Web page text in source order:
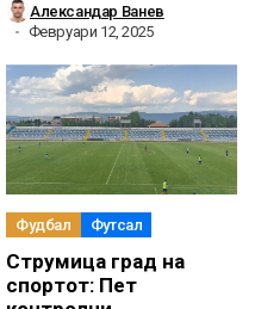
Александар Ванев
Февруари 12, 2025
Фудбал Футсал
Струмица град на
спортот: Пет